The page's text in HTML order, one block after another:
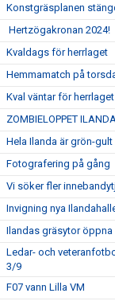
Konstgräsplanen
Hertzögakronan 2024!
Kvaldags för herrlaget
Hemmamatch på
Kval väntar för herrlaget
ZOMBIELOPPET
Hela Ilanda är grön-
Fotografering på gång
Vi söker fler
Invigning nya
Ilandas gräsytor
Ledar- och
3/9
F07 vann Lilla VM